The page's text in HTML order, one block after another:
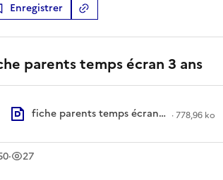
Enregistrer Copier le lien
parents temps écran 3 ans
fiche parents temps écran 3 ans.pdf ·778,96 ko
· 27
vues